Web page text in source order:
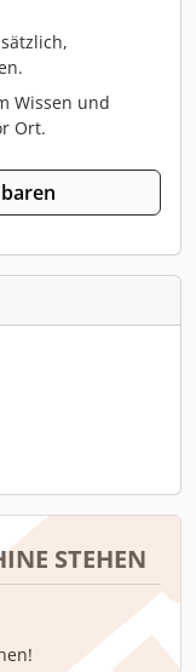
Wissen und
Ort.
STEHEN